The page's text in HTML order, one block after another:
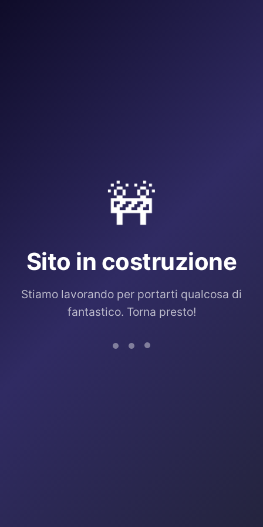
🚧
Sito in costruzione
Stiamo lavorando per portarti qualcosa di
fantastico. Torna presto!